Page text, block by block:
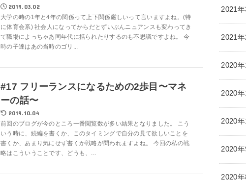
2019.03.02
大学の時の1年と4年の関係って上下関係厳しいって言いますよね。(特
に体育会系) 社会人になってからだとずいぶんニュアンスも変わってき
て職場によっちゃあ同年代に括られたりするのも不思議ですよね。 今
時の子達はあの当時のゴリ...
#17 フリーランスになるための2歩目〜マネ
ーの話〜
2019.10.04
前回のブログが今のところ一番閲覧数が多い結果となりました。 こう
いう時に、続編を書くか、このタイミングで自分の見て欲しいことを
書くか、あまり気にせず書くか戦略が問われますよね。 今回の私の戦
略はこういうことです、どうも、...
2021年
2021年
2020年
2020年
2020年
2020年
2020年